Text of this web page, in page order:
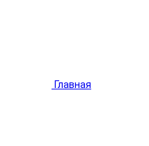
Главная